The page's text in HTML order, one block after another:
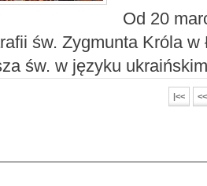
Od 20
św. Zygmunta Króla w
św. w języku
|<< <<